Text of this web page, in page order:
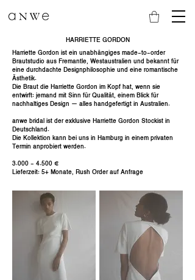
HARRIETTE GORDON
Harriette Gordon ist ein unabhängiges made-to-order
Brautstudio aus Fremantle, Westaustralien und bekannt für
eine durchdachte Designphilosophie und eine romantische
Ästhetik.
Die Braut die Harriette Gordon im Kopf hat, wenn sie
entwirft: jemand mit Sinn für Qualität, einem Blick für
nachhaltiges Design — alles handgefertigt in Australien.
anwe bridal ist der exklusive Harriette Gordon Stockist in
Deutschland.
Die Kollektion kann bei uns in Hamburg in einem privaten
Termin anprobiert werden.
3.000 - 4.500 €
Lieferzeit: 5+ Monate, Rush Order auf Anfrage